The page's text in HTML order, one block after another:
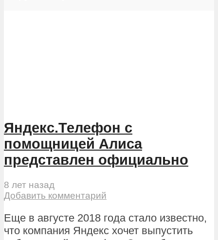
Яндекс.Телефон с
помощницей Алиса
представлен официально
8 лет назад
Добавить комментарий
Еще в августе 2018 года стало известно,
что компания Яндекс хочет выпустить